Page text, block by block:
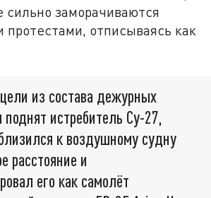
сильно заморачиваются
протестами, отписываясь как
из состава дежурных
истребитель Су-27,
к воздушному судну
расстояние и
его как самолёт